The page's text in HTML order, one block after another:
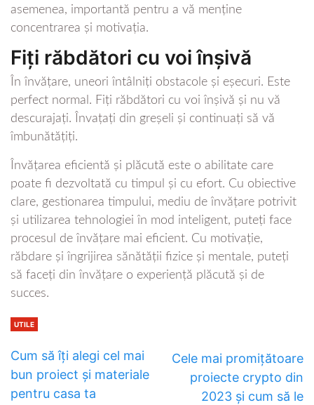
asemenea, importantă pentru a vă menține
concentrarea și motivația.
Fiți răbdători cu voi înșivă
În învățare, uneori întâlniți obstacole și eșecuri. Este
perfect normal. Fiți răbdători cu voi înșivă și nu vă
descurajați. Învațați din greșeli și continuați să vă
îmbunătățiți.
Învățarea eficientă și plăcută este o abilitate care
poate fi dezvoltată cu timpul și cu efort. Cu obiective
clare, gestionarea timpului, mediu de învățare potrivit
și utilizarea tehnologiei în mod inteligent, puteți face
procesul de învățare mai eficient. Cu motivație,
răbdare și îngrijirea sănătății fizice și mentale, puteți
să faceți din învățare o experiență plăcută și de
succes.
UTILE
Cum să îți alegi cel mai
bun proiect și materiale
pentru casa ta
Cele mai promițătoare
proiecte crypto din
2023 și cum să le